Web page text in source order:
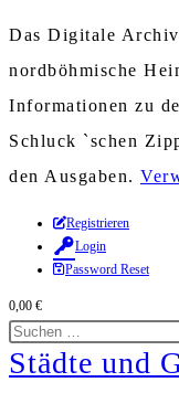
Das Digitale
nordböhmische
Informationen zu
Schluck `schen
den Ausgaben.
Zum
Inhalt
springen
Registrieren
Login
Password Reset
0,00 €
Diese
Website
durchsuchen
Städte und